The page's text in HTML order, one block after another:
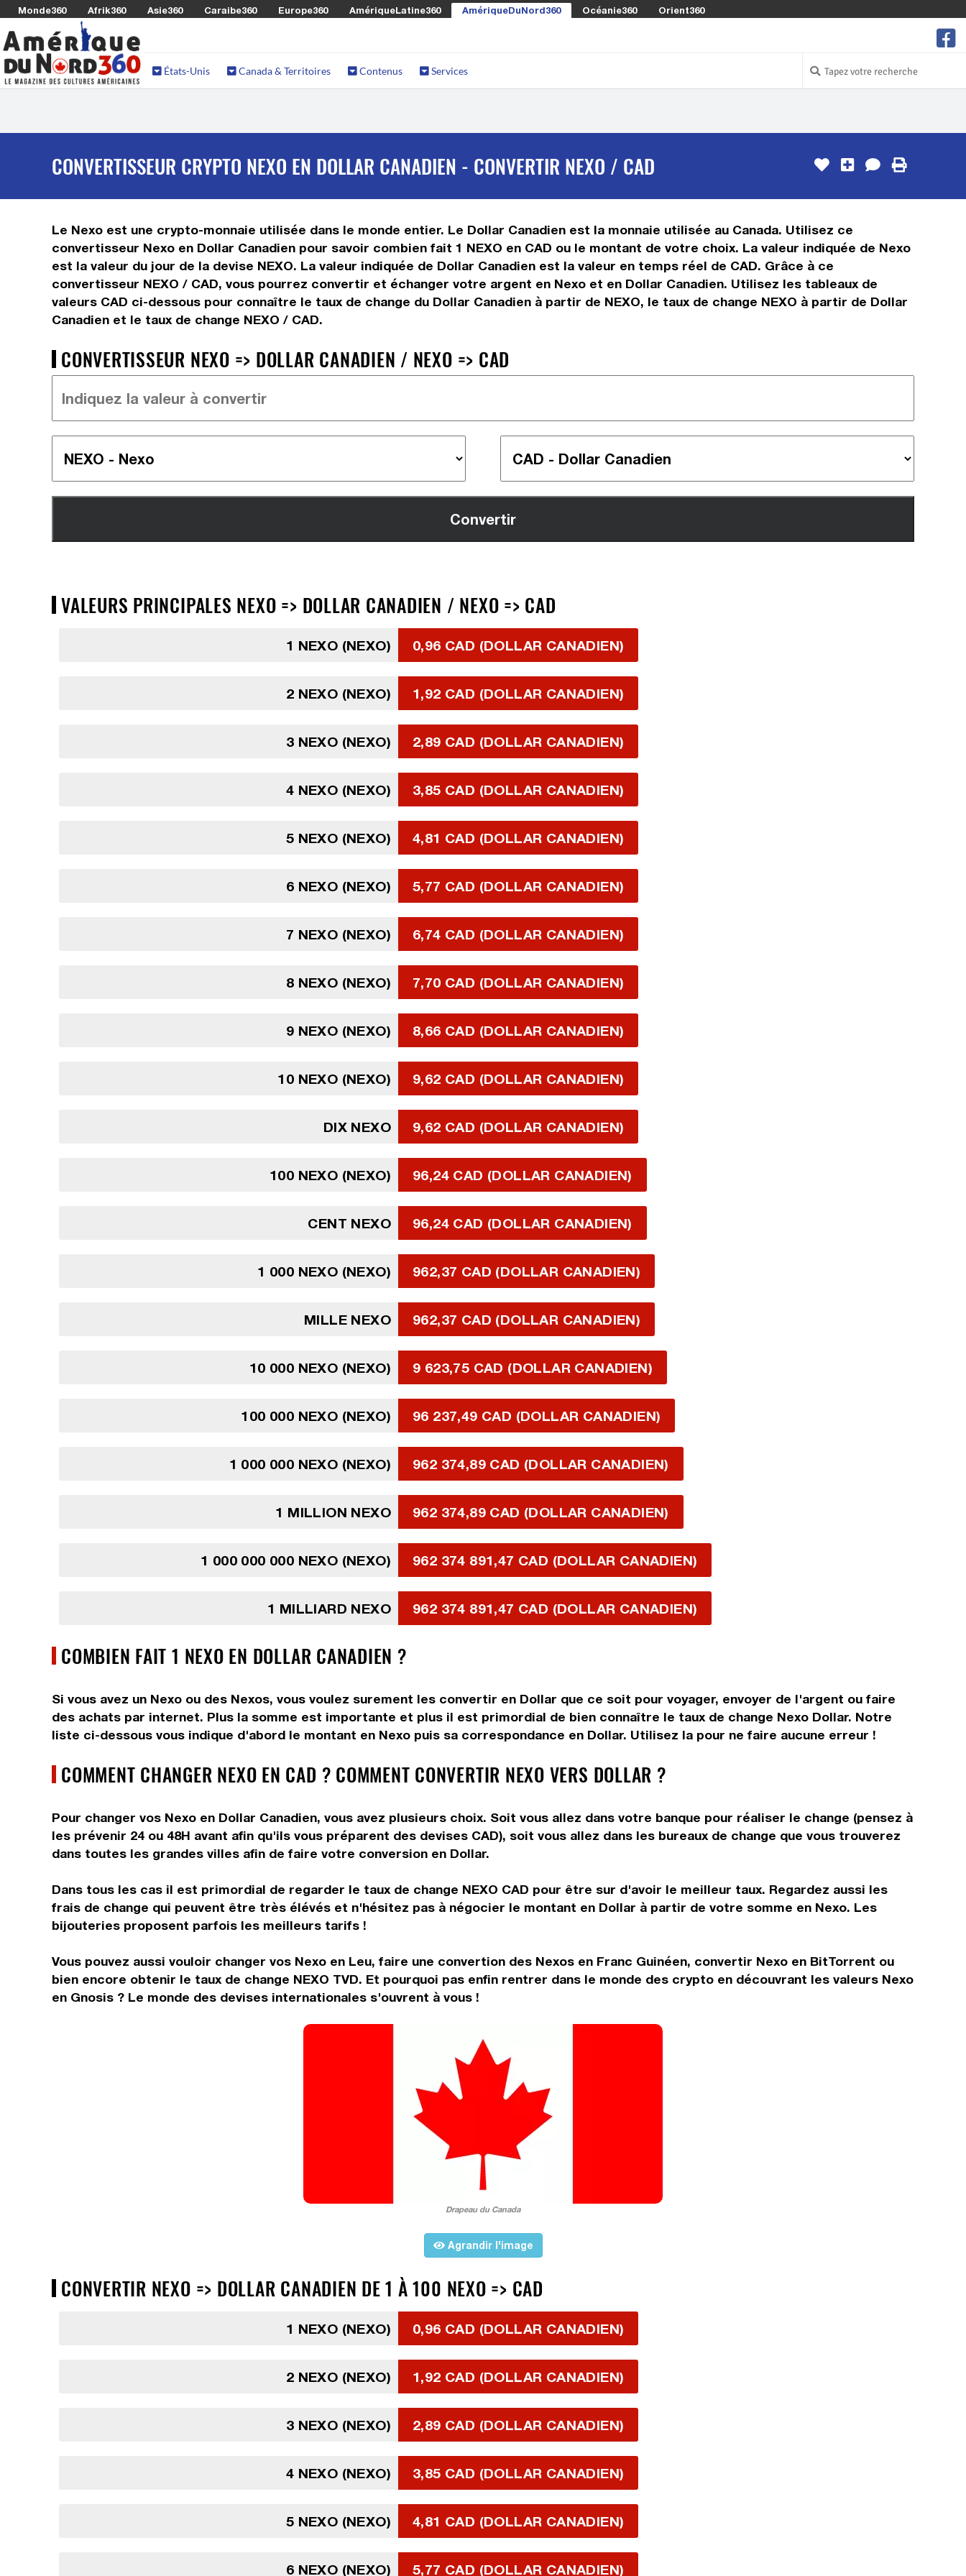
Monde360 Afrik360 Asie360 Caraibe360 Europe360 AmériqueLatine360 AmériqueDuNord360 Océanie360 Orient360
États-Unis Canada & Territoires Contenus Services
CONVERTISSEUR CRYPTO NEXO EN DOLLAR CANADIEN - CONVERTIR NEXO / CAD
Le Nexo est une crypto-monnaie utilisée dans le monde entier. Le Dollar Canadien est la monnaie utilisée au Canada. Utilisez ce
convertisseur Nexo en Dollar Canadien pour savoir combien fait 1 NEXO en CAD ou le montant de votre choix. La valeur indiquée de Nexo
est la valeur du jour de la devise NEXO. La valeur indiquée de Dollar Canadien est la valeur en temps réel de CAD. Grâce à ce
convertisseur NEXO / CAD, vous pourrez convertir et échanger votre argent en Nexo et en Dollar Canadien. Utilisez les tableaux de
valeurs CAD ci-dessous pour connaître le taux de change du Dollar Canadien à partir de NEXO, le taux de change NEXO à partir de Dollar
Canadien et le taux de change NEXO / CAD.
CONVERTISSEUR NEXO => DOLLAR CANADIEN / NEXO => CAD
VALEURS PRINCIPALES NEXO => DOLLAR CANADIEN / NEXO => CAD
1 NEXO (NEXO) 0,96 CAD (DOLLAR CANADIEN)
2 NEXO (NEXO) 1,92 CAD (DOLLAR CANADIEN)
3 NEXO (NEXO) 2,89 CAD (DOLLAR CANADIEN)
4 NEXO (NEXO) 3,85 CAD (DOLLAR CANADIEN)
5 NEXO (NEXO) 4,81 CAD (DOLLAR CANADIEN)
6 NEXO (NEXO) 5,77 CAD (DOLLAR CANADIEN)
7 NEXO (NEXO) 6,74 CAD (DOLLAR CANADIEN)
8 NEXO (NEXO) 7,70 CAD (DOLLAR CANADIEN)
9 NEXO (NEXO) 8,66 CAD (DOLLAR CANADIEN)
10 NEXO (NEXO) 9,62 CAD (DOLLAR CANADIEN)
DIX NEXO 9,62 CAD (DOLLAR CANADIEN)
100 NEXO (NEXO) 96,24 CAD (DOLLAR CANADIEN)
CENT NEXO 96,24 CAD (DOLLAR CANADIEN)
1 000 NEXO (NEXO) 962,37 CAD (DOLLAR CANADIEN)
MILLE NEXO 962,37 CAD (DOLLAR CANADIEN)
10 000 NEXO (NEXO) 9 623,75 CAD (DOLLAR CANADIEN)
100 000 NEXO (NEXO) 96 237,49 CAD (DOLLAR CANADIEN)
1 000 000 NEXO (NEXO) 962 374,89 CAD (DOLLAR CANADIEN)
1 MILLION NEXO 962 374,89 CAD (DOLLAR CANADIEN)
1 000 000 000 NEXO (NEXO) 962 374 891,47 CAD (DOLLAR CANADIEN)
1 MILLIARD NEXO 962 374 891,47 CAD (DOLLAR CANADIEN)
COMBIEN FAIT 1 NEXO EN DOLLAR CANADIEN ?
Si vous avez un Nexo ou des Nexos, vous voulez surement les convertir en Dollar que ce soit pour voyager, envoyer de l'argent ou faire
des achats par internet. Plus la somme est importante et plus il est primordial de bien connaître le taux de change Nexo Dollar. Notre
liste ci-dessous vous indique d'abord le montant en Nexo puis sa correspondance en Dollar. Utilisez la pour ne faire aucune erreur !
COMMENT CHANGER NEXO EN CAD ? COMMENT CONVERTIR NEXO VERS DOLLAR ?
Pour changer vos Nexo en Dollar Canadien, vous avez plusieurs choix. Soit vous allez dans votre banque pour réaliser le change (pensez à
les prévenir 24 ou 48H avant afin qu'ils vous préparent des devises CAD), soit vous allez dans les bureaux de change que vous trouverez
dans toutes les grandes villes afin de faire votre conversion en Dollar.
Dans tous les cas il est primordial de regarder le taux de change NEXO CAD pour être sur d'avoir le meilleur taux. Regardez aussi les
frais de change qui peuvent être très élévés et n'hésitez pas à négocier le montant en Dollar à partir de votre somme en Nexo. Les
bijouteries proposent parfois les meilleurs tarifs !
Vous pouvez aussi vouloir changer vos Nexo en Leu, faire une convertion des Nexos en Franc Guinéen, convertir Nexo en BitTorrent ou
bien encore obtenir le taux de change NEXO TVD. Et pourquoi pas enfin rentrer dans le monde des crypto en découvrant les valeurs Nexo
en Gnosis ? Le monde des devises internationales s'ouvrent à vous !
Drapeau du Canada
Agrandir l'image
CONVERTIR NEXO => DOLLAR CANADIEN DE 1 À 100 NEXO => CAD
1 NEXO (NEXO) 0,96 CAD (DOLLAR CANADIEN)
2 NEXO (NEXO) 1,92 CAD (DOLLAR CANADIEN)
3 NEXO (NEXO) 2,89 CAD (DOLLAR CANADIEN)
4 NEXO (NEXO) 3,85 CAD (DOLLAR CANADIEN)
5 NEXO (NEXO) 4,81 CAD (DOLLAR CANADIEN)
6 NEXO (NEXO) 5,77 CAD (DOLLAR CANADIEN)